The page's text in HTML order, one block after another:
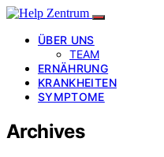
ÜBER UNS
TEAM
ERNÄHRUNG
KRANKHEITEN
SYMPTOME
Archives